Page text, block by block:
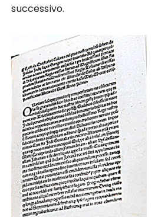
successivo.